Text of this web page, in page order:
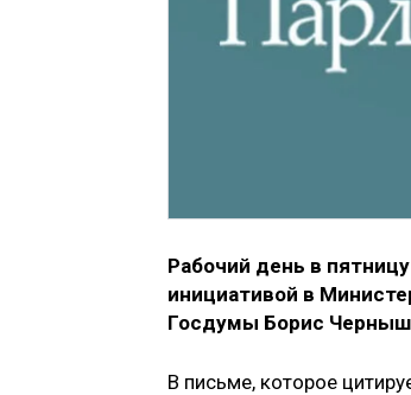
Рабочий день в
инициативой в
Госдумы Борис
В письме, которое